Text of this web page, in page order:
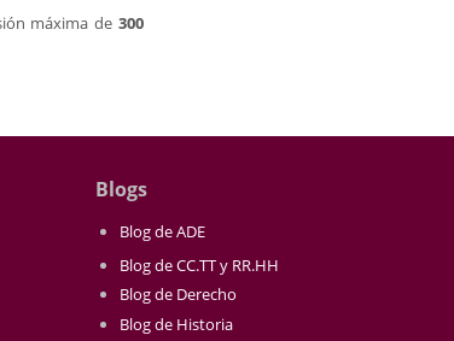
máxima de 300
Blogs
Blog de ADE
Blog de CC.TT y RR.HH
Blog de Derecho
Blog de Historia